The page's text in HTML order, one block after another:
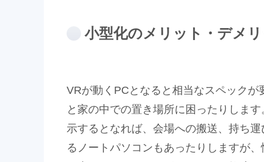
小型化のメリット・デメリ
VRが動くPCとなると相当なスペック
と家の中での置き場所に困ったりしま
示するとなれば、会場への搬送、持ち
るノートパソコンもあったりしますが